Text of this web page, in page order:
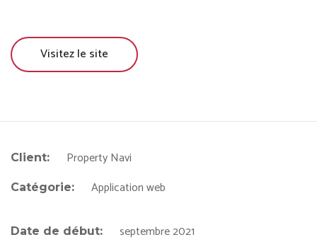
Visitez le site
Client: Property Navi
Catégorie: Application web
Date de début: septembre 2021